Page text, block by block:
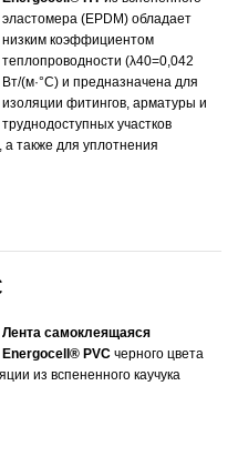
эластомера (EPDM) обладает
низким коэффициентом
теплопроводности (λ40=0,042
Вт/(м·°С) и предназначена для
изоляции фитингов, арматуры и
труднодоступных участков
а также для уплотнения
Лента самоклеящаяся
Energocell® PVC черного цвета
из вспененного каучука